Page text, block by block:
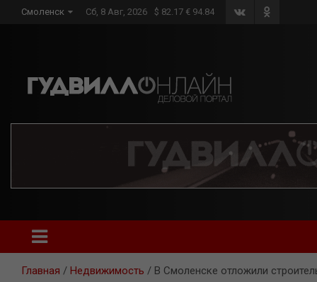
Смоленск Сб, 8 Авг, 2026 $ 82.17 € 94.84
Главная Недвижимость В Смоленске отложили